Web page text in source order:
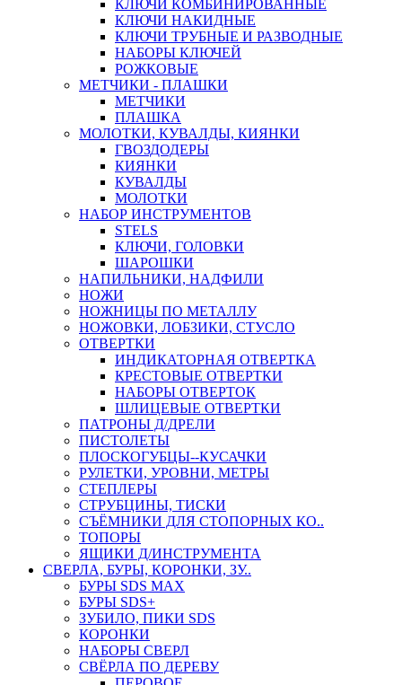
КЛЮЧИ КОМБИНИРОВАННЫЕ
КЛЮЧИ НАКИДНЫЕ
КЛЮЧИ ТРУБНЫЕ И РАЗВОДНЫЕ
НАБОРЫ КЛЮЧЕЙ
РОЖКОВЫЕ
МЕТЧИКИ - ПЛАШКИ
МЕТЧИКИ
ПЛАШКА
МОЛОТКИ, КУВАЛДЫ, КИЯНКИ
ГВОЗДОДЕРЫ
КИЯНКИ
КУВАЛДЫ
МОЛОТКИ
НАБОР ИНСТРУМЕНТОВ
STELS
КЛЮЧИ, ГОЛОВКИ
ШАРОШКИ
НАПИЛЬНИКИ, НАДФИЛИ
НОЖИ
НОЖНИЦЫ ПО МЕТАЛЛУ
НОЖОВКИ, ЛОБЗИКИ, СТУСЛО
ОТВЕРТКИ
ИНДИКАТОРНАЯ ОТВЕРТКА
КРЕСТОВЫЕ ОТВЕРТКИ
НАБОРЫ ОТВЕРТОК
ШЛИЦЕВЫЕ ОТВЕРТКИ
ПАТРОНЫ Д/ДРЕЛИ
ПИСТОЛЕТЫ
ПЛОСКОГУБЦЫ--КУСАЧКИ
РУЛЕТКИ, УРОВНИ, МЕТРЫ
СТЕПЛЕРЫ
СТРУБЦИНЫ, ТИСКИ
СЪЁМНИКИ ДЛЯ СТОПОРНЫХ КО..
ТОПОРЫ
ЯЩИКИ Д/ИНСТРУМЕНТА
СВЕРЛА, БУРЫ, КОРОНКИ, ЗУ..
БУРЫ SDS MAX
БУРЫ SDS+
ЗУБИЛО, ПИКИ SDS
КОРОНКИ
НАБОРЫ СВЕРЛ
СВЁРЛА ПО ДЕРЕВУ